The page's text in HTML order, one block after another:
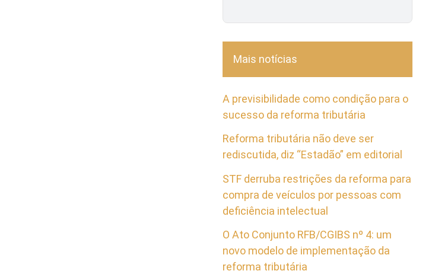
Mais notícias
A previsibilidade como condição para o
sucesso da reforma tributária
Reforma tributária não deve ser
rediscutida, diz “Estadão” em editorial
STF derruba restrições da reforma para
compra de veículos por pessoas com
deficiência intelectual
O Ato Conjunto RFB/CGIBS nº 4: um
novo modelo de implementação da
reforma tributária